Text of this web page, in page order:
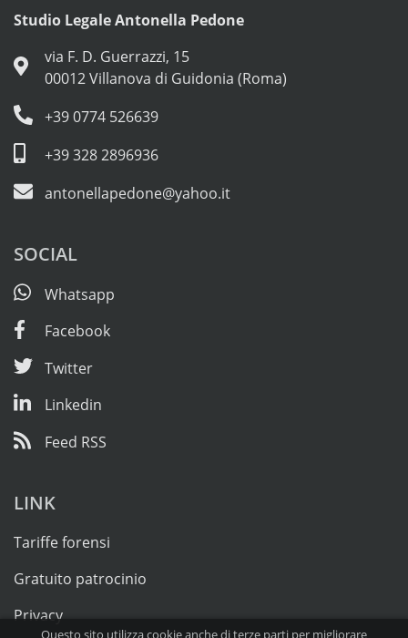
Studio Legale Antonella Pedone
via F. D. Guerrazzi, 15
00012 Villanova di Guidonia (Roma)
+39 0774 526639
+39 328 2896936
antonellapedone@yahoo.it
SOCIAL
Whatsapp
Facebook
Twitter
Linkedin
Feed RSS
LINK
Tariffe forensi
Gratuito patrocinio
Privacy
Questo sito utilizza cookie anche di terze parti per migliorare